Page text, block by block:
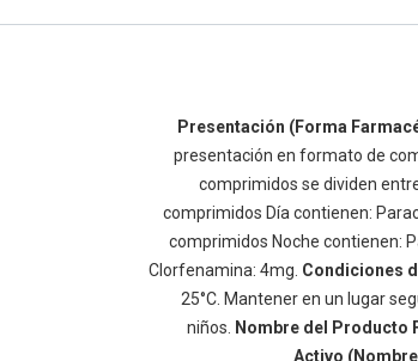
Presentación (Forma
presentación en formato de
comprimidos se dividen
comprimidos Día contienen:
comprimidos Noche contienen:
Clorfenamina: 4mg. Condiciones
25°C. Mantener en un lugar
niños.
Nombre del Producto
Activo
Enlaces de Ínteres
Inicio
Acerca de
Productos
Servicios
Política de privacidad
de